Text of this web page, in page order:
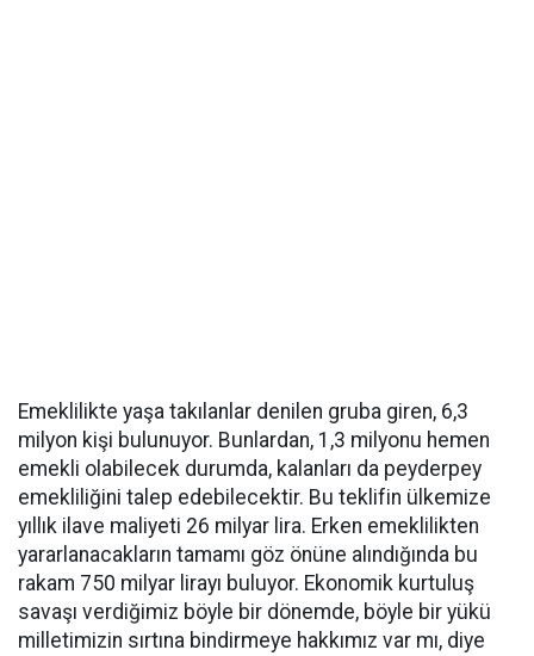
Emeklilikte yaşa takılanlar denilen gruba giren, 6,3
milyon kişi bulunuyor. Bunlardan, 1,3 milyonu hemen
emekli olabilecek durumda, kalanları da peyderpey
emekliliğini talep edebilecektir. Bu teklifin ülkemize
yıllık ilave maliyeti 26 milyar lira. Erken emeklilikten
yararlanacakların tamamı göz önüne alındığında bu
rakam 750 milyar lirayı buluyor. Ekonomik kurtuluş
savaşı verdiğimiz böyle bir dönemde, böyle bir yükü
milletimizin sırtına bindirmeye hakkımız var mı, diye